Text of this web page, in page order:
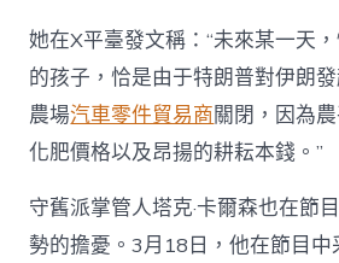
她在X平臺發文稱：“未來某一天
的孩子，恰是由于特朗普對伊朗
農場汽車零件貿易商關閉，因為
化肥價格以及昂揚的耕耘本錢。”
守舊派掌管人塔克·卡爾森也在節
勢的擔憂。3月18日，他在節目中